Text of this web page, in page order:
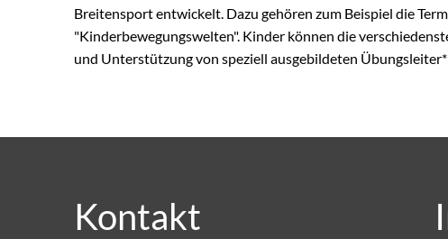
Breitensport entwickelt. Dazu gehören zum Beispiel die
"Kinderbewegungswelten". Kinder können die
und Unterstützung von speziell ausgebildeten
Kontakt